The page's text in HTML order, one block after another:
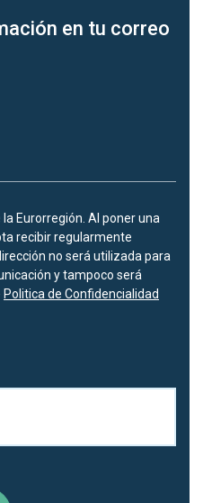
en tu correo
Eurorregión. Al poner una
recibir regularmente
no será utilizada para
y tampoco será
Politica de Confidencialidad